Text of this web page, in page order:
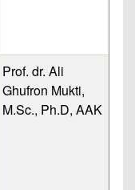
Prof. dr. Ali
Ghufron Mukti,
M.Sc., Ph.D, AAK